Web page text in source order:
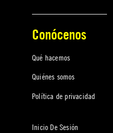
Conócenos
Qué hacemos
Quiénes somos
Política de privacidad
Inicio De Sesión